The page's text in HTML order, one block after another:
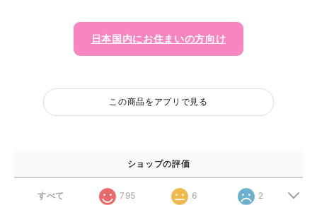
日本国内にお住まいの方向け
この商品をアプリで見る
ショップの評価
すべて 795 6 2